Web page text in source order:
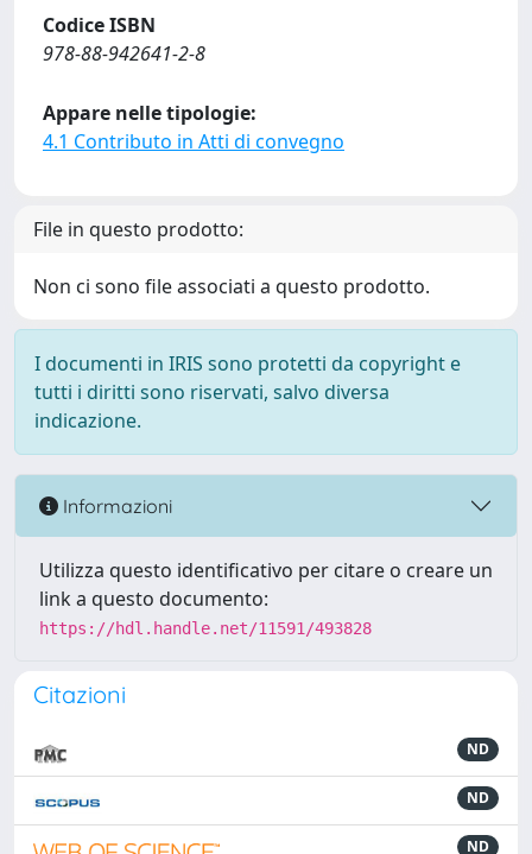
Codice ISBN
978-88-942641-2-8
Appare nelle tipologie:
4.1 Contributo in Atti di convegno
File in questo prodotto:
Non ci sono file associati a questo prodotto.
I documenti in IRIS sono protetti da copyright e
tutti i diritti sono riservati, salvo diversa
indicazione.
Informazioni
Utilizza questo identificativo per citare o creare un
link a questo documento:
https://hdl.handle.net/11591/493828
Citazioni
ND
ND
ND